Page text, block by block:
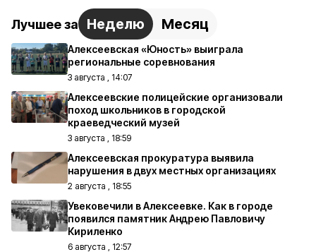
Лучшее за Неделю Месяц
Алексеевская «Юность» выиграла
региональные соревнования
3 августа , 14:07
Алексеевские полицейские организовали
поход школьников в городской
краеведческий музей
3 августа , 18:59
Алексеевская прокуратура выявила
нарушения в двух местных организациях
2 августа , 18:55
Увековечили в Алексеевке. Как в городе
появился памятник Андрею Павловичу
Кириленко
6 августа , 12:57